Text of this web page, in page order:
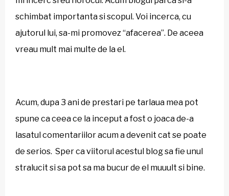
schimbat importanta si scopul. Voi incerca, cu
ajutorul lui, sa-mi promovez “afacerea”. De aceea
vreau mult mai multe de la el.
Acum, dupa 3 ani de prestari pe tarlaua mea pot
spune ca ceea ce la inceput a fost o joaca de-a
lasatul comentariilor acum a devenit cat se poate
de serios. Sper ca viitorul acestul blog sa fie unul
stralucit si sa pot sa ma bucur de el muuult si bine.